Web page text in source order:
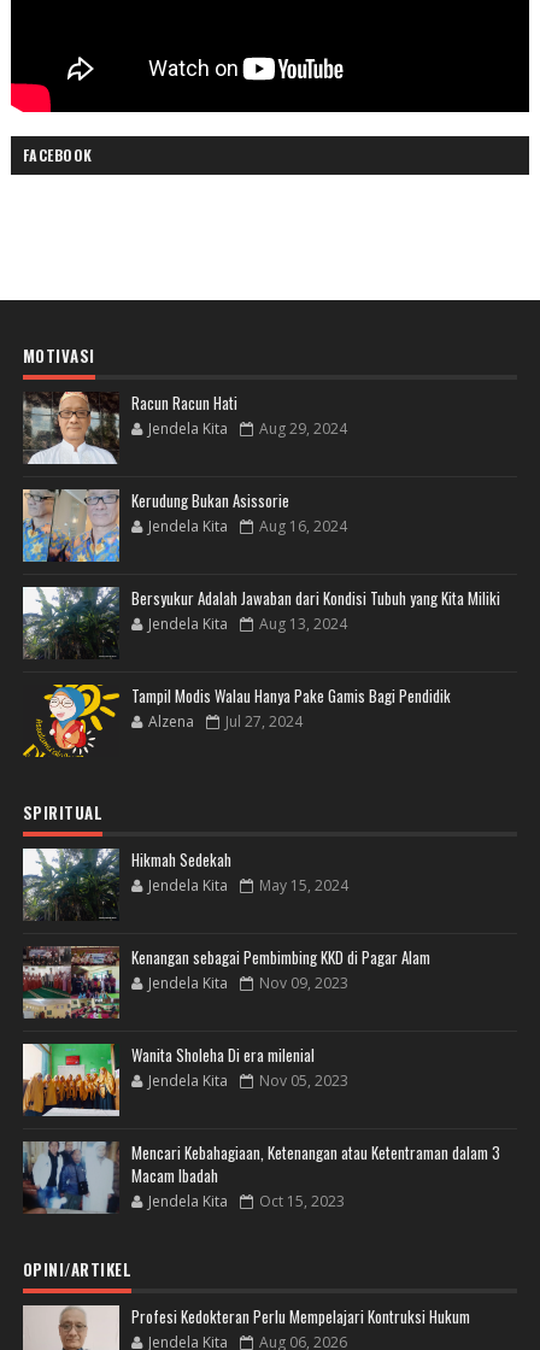
FACEBOOK
MOTIVASI
Racun Racun Hati
Jendela Kita Aug 29, 2024
Kerudung Bukan Asissorie
Jendela Kita Aug 16, 2024
Bersyukur Adalah Jawaban dari Kondisi Tubuh yang Kita Miliki
Jendela Kita Aug 13, 2024
Tampil Modis Walau Hanya Pake Gamis Bagi Pendidik
Alzena Jul 27, 2024
SPIRITUAL
Hikmah Sedekah
Jendela Kita May 15, 2024
Kenangan sebagai Pembimbing KKD di Pagar Alam
Jendela Kita Nov 09, 2023
Wanita Sholeha Di era milenial
Jendela Kita Nov 05, 2023
Mencari Kebahagiaan, Ketenangan atau Ketentraman dalam 3
Macam Ibadah
Jendela Kita Oct 15, 2023
OPINI/ARTIKEL
Profesi Kedokteran Perlu Mempelajari Kontruksi Hukum
Jendela Kita Aug 06, 2026